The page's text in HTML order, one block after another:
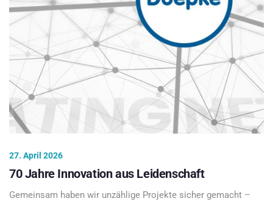
27. April 2026
70 Jahre Innovation aus Leidenschaft
Gemeinsam haben wir unzählige Projekte sicher gemacht –